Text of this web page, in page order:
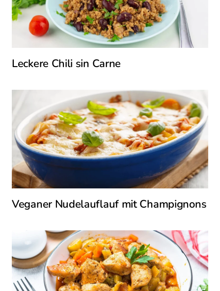
Leckere Chili sin Carne
Veganer Nudelauflauf mit Champignons